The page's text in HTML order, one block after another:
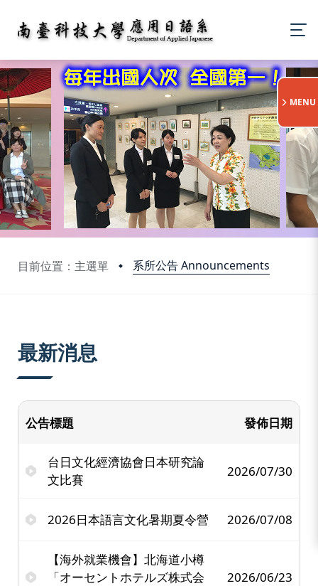
目前位置：主選單 系所公告 Announcements
:::
MENU
最新消息
公告標題 發佈日期
台日文化經濟協會日本研究論
文比賽
2026/07/30
2026日本語言文化暑期夏令營 2026/07/08
【海外就業機會】北海道小樽
「オーセントホテルズ株式会
2026/06/23